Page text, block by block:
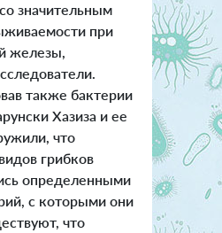
значительным
при
железы,
также бактерии
Хазиза и ее
что
грибков
определенными
с которыми они
что